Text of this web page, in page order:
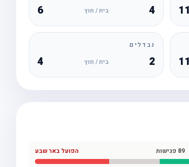
11
4 בית / חוץ 6
11
נבדלים
2 בית / חוץ 4
89 פגישות הפועל באר שבע